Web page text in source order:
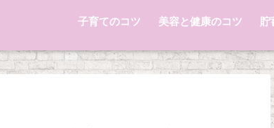
子育てのコツ 美容と健康のコツ 貯